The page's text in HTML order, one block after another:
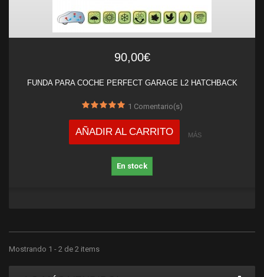
90,00€
FUNDA PARA COCHE PERFECT GARAGE L2 HATCHBACK
1 Comentario(s)
AÑADIR AL CARRITO MÁS
En stock
Mostrando 1 - 2 de 2 items